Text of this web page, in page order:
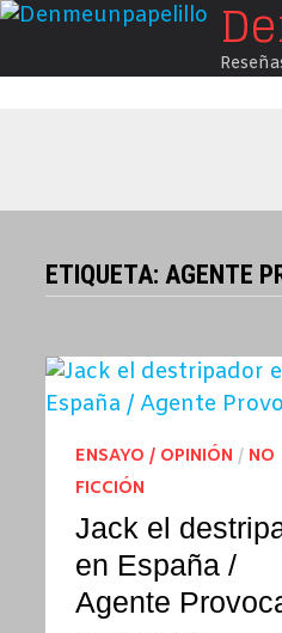
Saltar
contenido
ETIQUETA:AGENTE
ENSAYO / OPINIÓN / NO
FICCIÓN
Jack el
en España /
Agente